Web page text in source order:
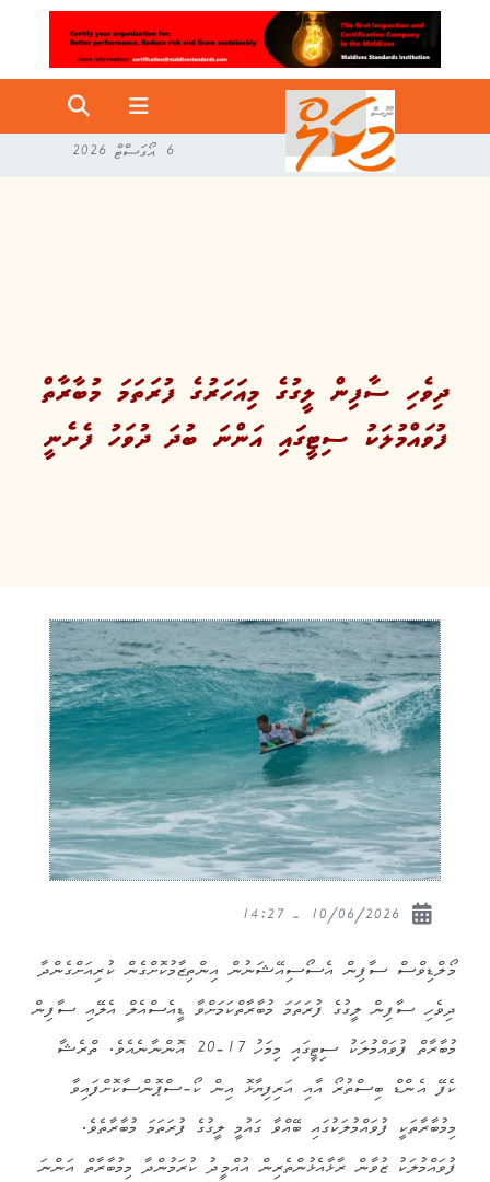
6 އޯގަސްޓް 2026
ދިވެހި ސާފިން ލީގުގެ މިއަހަރުގެ ފުރަތަމަ މުބާރާތް
ފުވައްމުލަކު ސިޓީގައި އަންނަ ބުދަ ދުވަހު ފެށެނީ
މޯލްޑިވްސް ސާފިން އެސޯސިއޭޝަނުން އިންތިޒާމުކޮށްގެން ކުރިއަށްގެންދާ
ދިވެހި ސާފިން ލީގުގެ ފުރަތަމަ މުބާރާތްކަމަށްވާ ޑީއެސްއެލް އެލޭއި ސާފިން
މުބާރާތް ފުވައްމުލަކު ސިޓީގައި މިމަހު 17-20 އޮންނާނެއެވެ. ތްރެޝާ
ކެފޭ އެންޑް ބިސްތުރޯ އާއި އަރިފިޔާޅޮ އިން ކޯ-ސްޕޮންސާކޮށްފައިވާ
މިމުބާރާތަކީ ފުވައްމުލަކުގައި ބޭއްވާ ގައުމީ ލީގުގެ ފުރަތަމަ މުބާރާތެވެ.
ފުވައްމުލަކު ޒުވާން ރާޅާއެޅުންތެރިން އުއްމީދު ކުރަމުންދާ މިމުބާރާތް އަންނަ